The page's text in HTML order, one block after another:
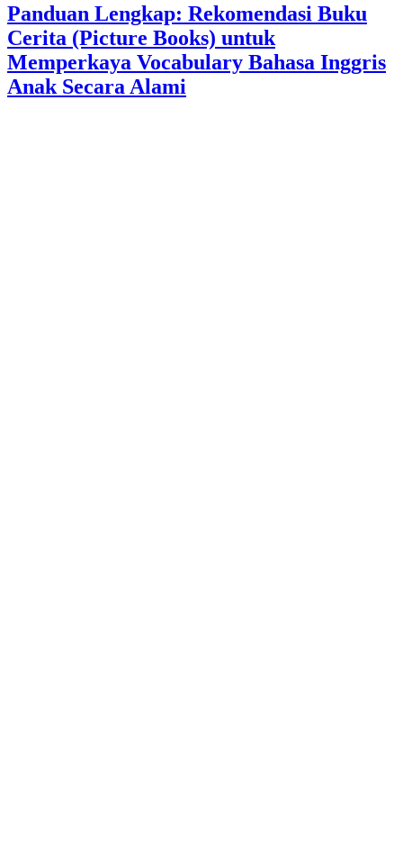
Panduan Lengkap: Rekomendasi Buku
Cerita (Picture Books) untuk
Memperkaya Vocabulary Bahasa Inggris
Anak Secara Alami